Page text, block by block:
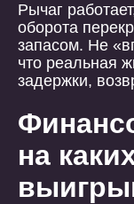
Рычаг
оборота
запасом. Не
что реальная
задержки,
на